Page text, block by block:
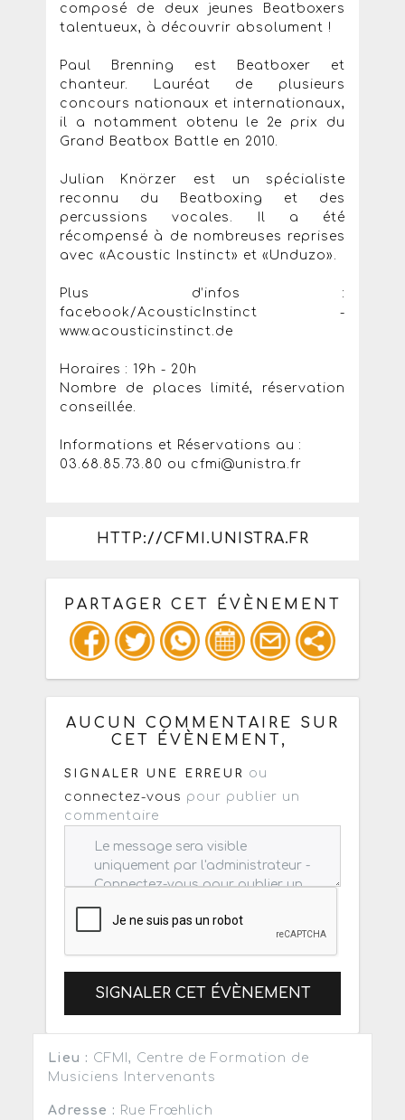
composé de deux jeunes Beatboxers
talentueux, à découvrir absolument !
Paul Brenning est Beatboxer et
chanteur. Lauréat de plusieurs
concours nationaux et internationaux,
il a notamment obtenu le 2e prix du
Grand Beatbox Battle en 2010.
Julian Knörzer est un spécialiste
reconnu du Beatboxing et des
percussions vocales. Il a été
récompensé à de nombreuses reprises
avec «Acoustic Instinct» et «Unduzo».
Plus d’infos :
facebook/AcousticInstinct -
www.acousticinstinct.de
Horaires : 19h - 20h
Nombre de places limité, réservation
conseillée.
Informations et Réservations au :
03.68.85.73.80 ou cfmi@unistra.fr
HTTP://CFMI.UNISTRA.FR
PARTAGER CET ÉVÈNEMENT
Copiez les infos ci-dessous pour un
: mail / forum / réseau social
AUCUN COMMENTAIRE SUR
CET ÉVÈNEMENT,
SIGNALER UNE ERREUR
ou
connectez-vous pour publier un
commentaire
SIGNALER CET ÉVÈNEMENT
Lieu : CFMI, Centre de Formation de
Musiciens Intervenants
Adresse : Rue Frœhlich